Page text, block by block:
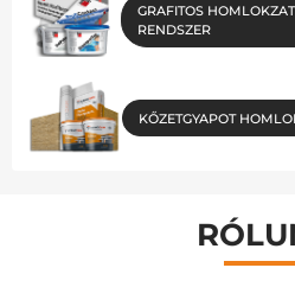
GRAFITOS
RENDSZER
KŐZETGYAPOT